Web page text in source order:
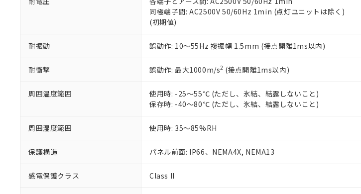
同極端子間: AC2500V 50/60Hz 1min (点灯ユニットは除く)
(初期値)
耐振動 誤動作: 10～55Hz 複振幅 1.5mm (接点開離1ms以内)
耐衝撃 誤動作: 最大1000m/s2 (接点開離1ms以内)
周囲温度範囲
使用時: -25～55℃ (ただし、氷結、結露しないこと)
保存時: -40～80℃ (ただし、氷結、結露しないこと)
周囲湿度範囲 使用時: 35～85%RH
保護構造 パネル前面: IP66、NEMA4X, NEMA13
感電保護クラス Class II
51物質の非含有証明書（当社基準）
※本証明書は発行日時点で非含有を証明するもので、過去に
また、RoHS指令のフタル酸エステル類４物質の対応では、
混在することから備考欄に対応日を記載しておりました。
既に当社にて対応品への在庫切替を完了していることから